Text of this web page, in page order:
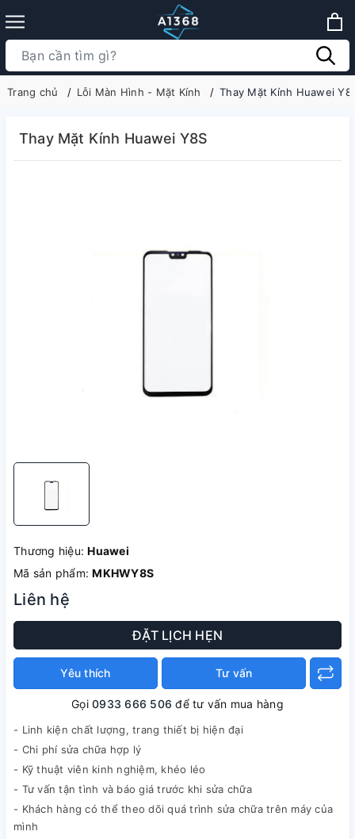
Trang chủ Lỗi Màn Hình - Mặt Kính Thay Mặt Kính Huawei
Thay Mặt Kính Huawei Y8S
Thương hiệu:Huawei
Mã sản phẩm:MKHWY8S
Liên hệ
ĐẶT LỊCH HẸN
Yêu thích Tư vấn
Gọi0933 666 506 để tư vấn mua hàng
- Linh kiện chất lượng, trang thiết bị hiện đại
- Chi phí sửa chữa hợp lý
- Kỹ thuật viên kinh nghiệm, khéo léo
- Tư vấn tận tình và báo giá trước khi sửa chữa
- Khách hàng có thể theo dõi quá trình sửa chữa trên máy của
mình